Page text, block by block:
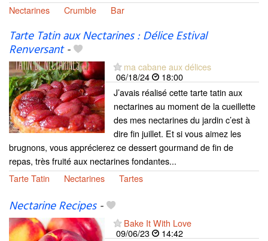
Nectarines
Crumble Bar
Tarte Tatin aux Nectarines : Délice Estival
Renversant-
ma cabane aux délices
06/18/24
18:00
J’avais réalisé cette tarte tatin aux
nectarines au moment de la cueillette
des mes nectarines du jardin c’est à
dire fin juillet. Et si vous aimez les
brugnons, vous apprécierez ce dessert gourmand de fin de
repas, très fruité aux nectarines fondantes...
Tarte Tatin
Nectarines Tartes
Nectarine Recipes-
Bake It With Love
09/06/23
14:42